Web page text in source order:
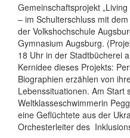
Gemeinschaftsprojekt
– im Schulterschluss mit
der Volkshochschule
Gymnasium Augsburg.
18 Uhr in der Stadtbücherei
Kernidee dieses Projekts:
Biographien erzählen von
Lebenssituationen. Am Start
Weltklasseschwimmerin
eine Geflüchtete aus der
Orchesterleiter des